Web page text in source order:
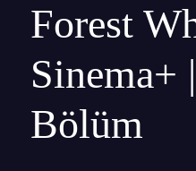
Forest
Sinema+
Bölüm